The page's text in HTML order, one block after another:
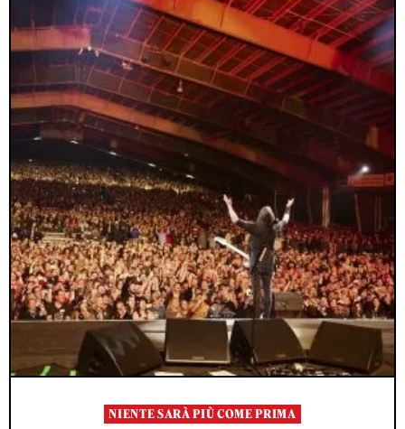
NIENTE SARÀ PIÙ COME PRIMA